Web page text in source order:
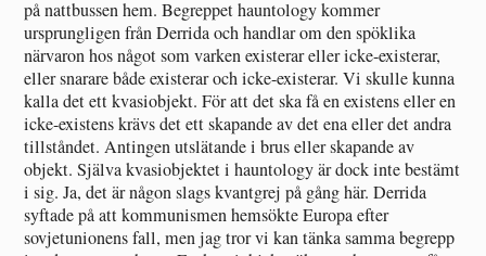
på nattbussen hem. Begreppet hauntology kommer
ursprungligen från Derrida och handlar om den spöklika
närvaron hos något som varken existerar eller icke-existerar,
eller snarare både existerar och icke-existerar. Vi skulle kunna
kalla det ett kvasiobjekt. För att det ska få en existens eller en
icke-existens krävs det ett skapande av det ena eller det andra
tillståndet. Antingen utslätande i brus eller skapande av
objekt. Själva kvasiobjektet i hauntology är dock inte bestämt
i sig. Ja, det är någon slags kvantgrej på gång här. Derrida
syftade på att kommunismen hemsökte Europa efter
sovjetunionens fall, men jag tror vi kan tänka samma begrepp